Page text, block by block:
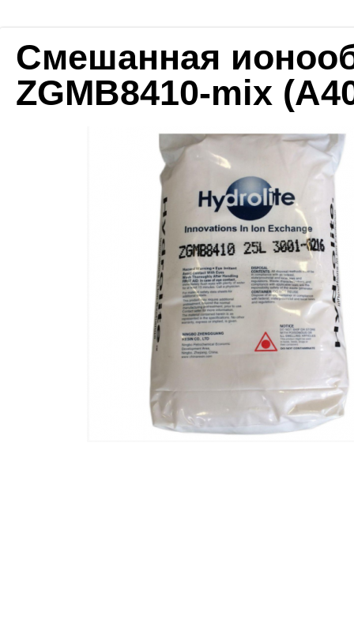
Смешанная
ZGMB8410-mix